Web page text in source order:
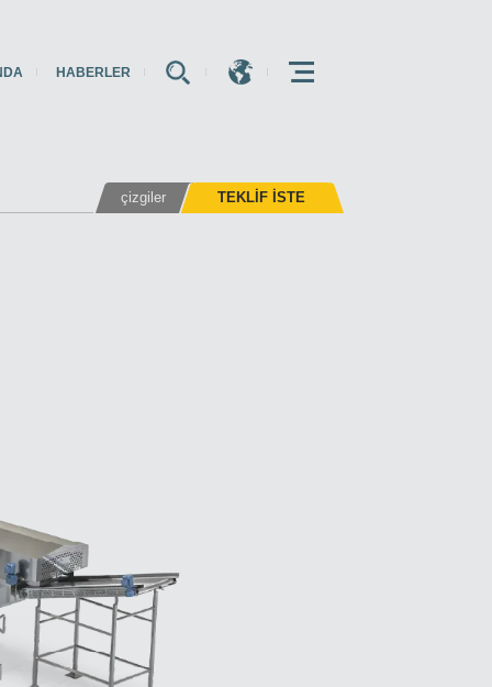
HABERLER E E E
çizgiler TEKLIF ISTE